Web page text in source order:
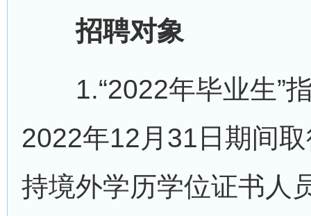
招聘对象
1.“2022年毕业生”
2022年12月31日期间
持境外学历学位证书人